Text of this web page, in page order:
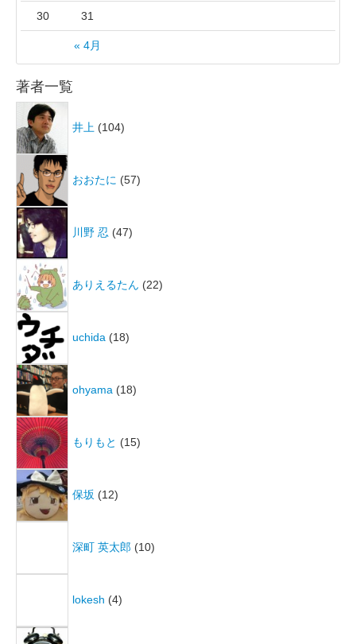
« 4月
30 31
著者一覧
井上 (104)
おおたに (57)
川野 忍 (47)
ありえるたん (22)
uchida (18)
ohyama (18)
もりもと (15)
保坂 (12)
深町 英太郎 (10)
lokesh (4)